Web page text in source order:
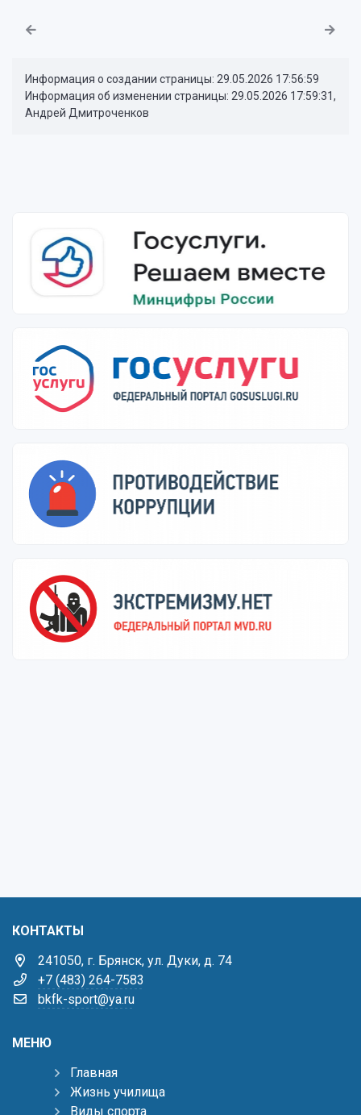
Информация о создании страницы: 29.05.2026 17:56:59
Информация об изменении страницы: 29.05.2026 17:59:31,
Андрей Дмитроченков
КОНТАКТЫ
241050, г. Брянск, ул. Дуки, д. 74
+7 (483) 264-7583
bkfk-sport@ya.ru
МЕНЮ
Главная
Жизнь училища
Виды спорта